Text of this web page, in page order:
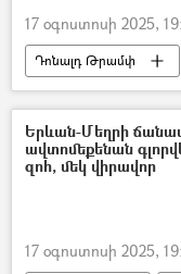
17 օգոստոսի 2025,
Դոնալդ Թրամփ
Եվրոպա
Երևան-Մեղրի
ավտոմեքենան
զոհ, մեկ վիրավոր
17 օգոստոսի 2025,